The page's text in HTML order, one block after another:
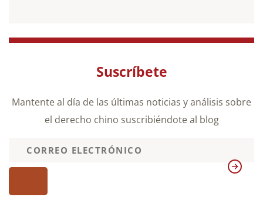
Suscríbete
Mantente al día de las últimas noticias y análisis sobre
el derecho chino suscribiéndote al blog